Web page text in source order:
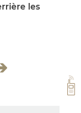
les